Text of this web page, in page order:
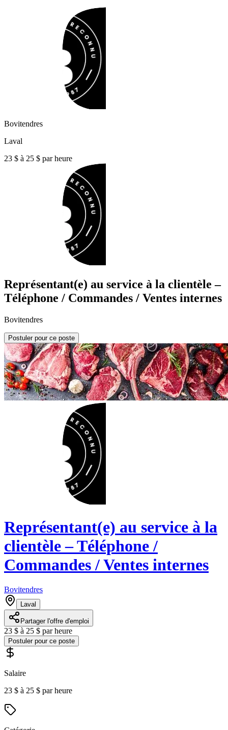
Bovitendres
Laval
23 $ à 25 $ par heure
Représentant(e) au service à la clientèle –
Téléphone / Commandes / Ventes internes
Bovitendres
Postuler pour ce poste
Représentant(e) au service à la
clientèle – Téléphone /
Commandes / Ventes internes
Bovitendres
Laval
Partager l'offre d'emploi
23 $ à 25 $ par heure
Postuler pour ce poste
Salaire
23 $ à 25 $ par heure